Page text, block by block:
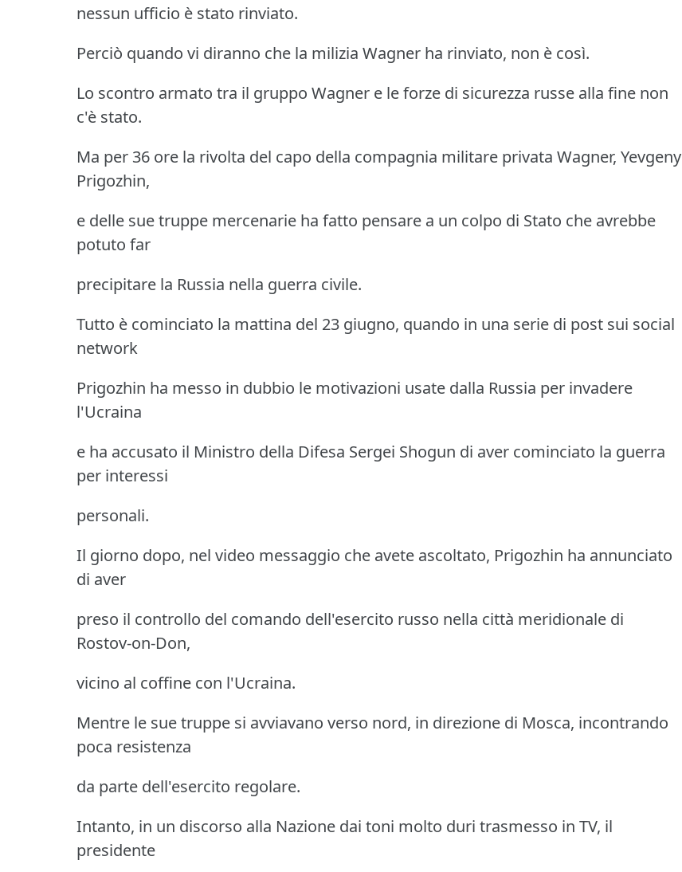
nessun ufficio è stato rinviato.
Perciò quando vi diranno che la milizia Wagner ha rinviato, non è così.
Lo scontro armato tra il gruppo Wagner e le forze di sicurezza russe alla fine non
c'è stato.
Ma per 36 ore la rivolta del capo della compagnia militare privata Wagner, Yevgeny
Prigozhin,
e delle sue truppe mercenarie ha fatto pensare a un colpo di Stato che avrebbe
potuto far
precipitare la Russia nella guerra civile.
Tutto è cominciato la mattina del 23 giugno, quando in una serie di post sui social
network
Prigozhin ha messo in dubbio le motivazioni usate dalla Russia per invadere
l'Ucraina
e ha accusato il Ministro della Difesa Sergei Shogun di aver cominciato la guerra
per interessi
personali.
Il giorno dopo, nel video messaggio che avete ascoltato, Prigozhin ha annunciato
di aver
preso il controllo del comando dell'esercito russo nella città meridionale di
Rostov-on-Don,
vicino al coffine con l'Ucraina.
Mentre le sue truppe si avviavano verso nord, in direzione di Mosca, incontrando
poca resistenza
da parte dell'esercito regolare.
Intanto, in un discorso alla Nazione dai toni molto duri trasmesso in TV, il
presidente